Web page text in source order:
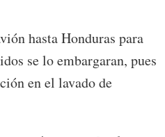
hasta Honduras para
se lo embargaran, pues
en el lavado de